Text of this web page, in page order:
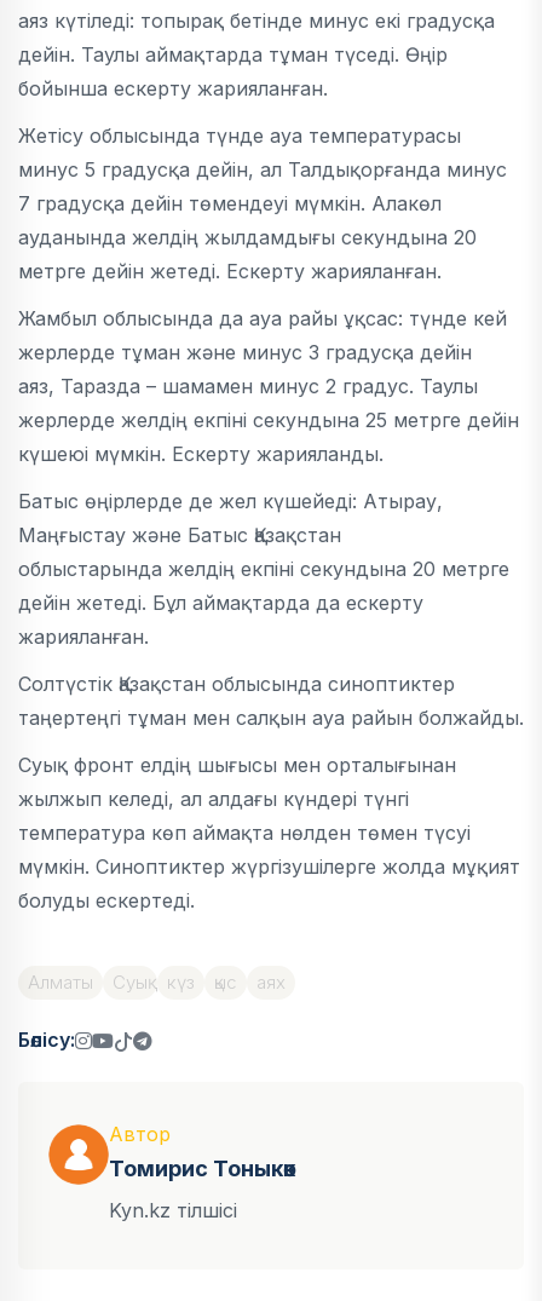
аяз күтіледі: топырақ бетінде минус екі градусқа
дейін. Таулы аймақтарда тұман түседі. Өңір
бойынша ескерту жарияланған.
Жетісу облысында түнде ауа температурасы
минус 5 градусқа дейін, ал Талдықорғанда минус
7 градусқа дейін төмендеуі мүмкін. Алакөл
ауданында желдің жылдамдығы секундына 20
метрге дейін жетеді. Ескерту жарияланған.
Жамбыл облысында да ауа райы ұқсас: түнде кей
жерлерде тұман және минус 3 градусқа дейін
аяз, Таразда – шамамен минус 2 градус. Таулы
жерлерде желдің екпіні секундына 25 метрге дейін
күшеюі мүмкін. Ескерту жарияланды.
Батыс өңірлерде де жел күшейеді: Атырау,
Маңғыстау және Батыс Қазақстан
облыстарында желдің екпіні секундына 20 метрге
дейін жетеді. Бұл аймақтарда да ескерту
жарияланған.
Солтүстік Қазақстан облысында синоптиктер
таңертеңгі тұман мен салқын ауа райын болжайды.
Суық фронт елдің шығысы мен орталығынан
жылжып келеді, ал алдағы күндері түнгі
температура көп аймақта нөлден төмен түсуі
мүмкін. Синоптиктер жүргізушілерге жолда мұқият
болуды ескертеді.
Алматы Суық күз қыс аях
Бөлісу:
Автор
Томирис Тоныкөк
Kyn.kz тілшісі